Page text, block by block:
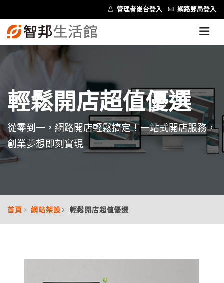
管理者後台登入 網路郵局登入
輕鬆開店超值優選
從零到一，網路開店輕鬆搞定！一站式開店服務，
創業夢想即刻實現
首頁 網站架設 輕鬆開店超值優選